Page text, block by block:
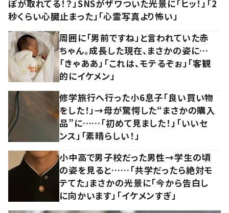
ぽが取れてる！？」SNSがザワついた光景に「ヒッ！」「2
秒くらい心臓止まった」「心霊写真より怖い」
周囲に「男前ですね」と言われていた赤
ちゃん。成長した現在、まさかの姿に…
「きゃああ」「これは、モテるぞぉ」「客観
的にイケメン」
修学旅行へ行った小6息子「良い買い物
をした！」→母が驚愕した“まさかの購入
品”に……「初めて見ました！」「いいセ
ンス」「素晴らしい！」
小中高で男子校だった男性→学生の頃
の姿を見ると……「共学だったら絶対モ
テてた」まさかの光景に「今から告白し
に向かいます」「イケメンすぎ」